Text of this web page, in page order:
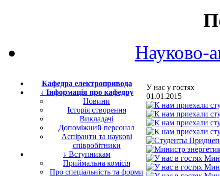
Науково-
Кафедра електропривода
↓ Інформація про кафедру
Новини
Історія створення
Викладачі
Допоміжний персонал
Аспіранти та наукові
співробітники
↓ Вступникам
Приймальна комісія
Про спеціальність та форми
У нас у гостях
01.01.2015